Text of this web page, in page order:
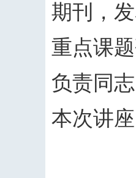
期刊，
重点课
负责同
本次讲